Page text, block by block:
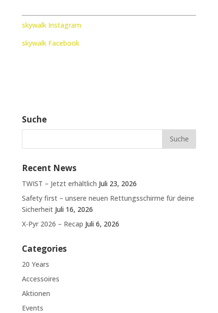
skywalk Instagram
skywalk Facebook
Suche
Recent News
TWIST – Jetzt erhältlich Juli 23, 2026
Safety first – unsere neuen Rettungsschirme für deine
Sicherheit Juli 16, 2026
X-Pyr 2026 – Recap Juli 6, 2026
Categories
20 Years
Accessoires
Aktionen
Events